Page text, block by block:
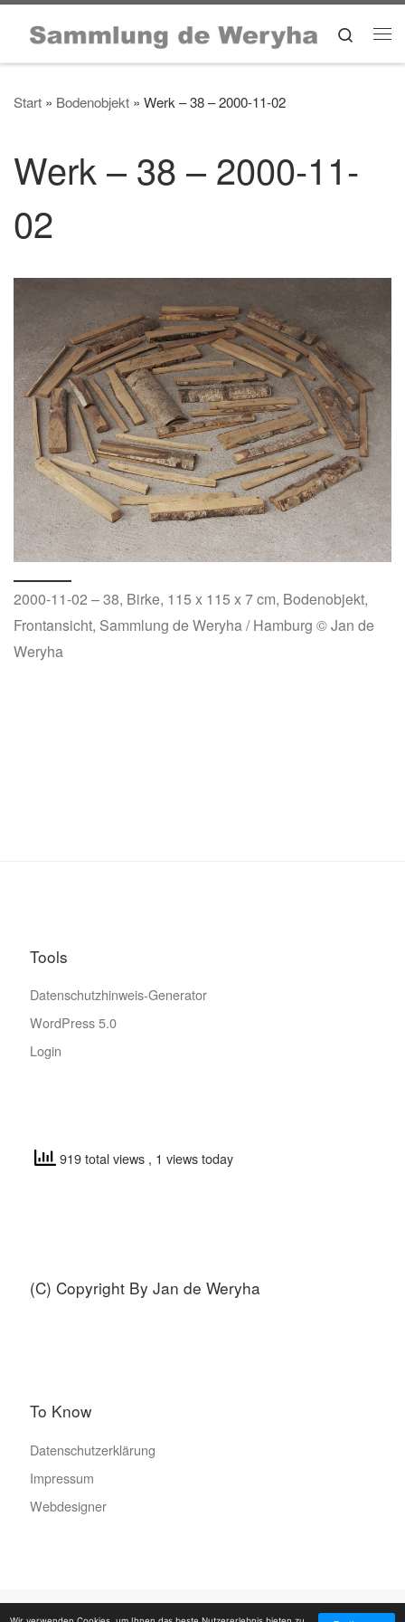
Zum Inhalt springen Search
Start » Bodenobjekt » Werk – 38 – 2000-11-02
Werk – 38 – 2000-11-
02
2000-11-02 – 38, Birke, 115 x 115 x 7 cm, Bodenobjekt,
Frontansicht, Sammlung de Weryha / Hamburg © Jan de
Weryha
Tools
Datenschutzhinweis-Generator
WordPress 5.0
Login
919 total views , 1 views today
(C) Copyright By Jan de Weryha
To Know
Datenschutzerklärung
Impressum
Webdesigner